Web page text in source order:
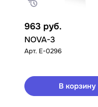
963 руб.
NOVA-3
Арт. E-0296
В корзину